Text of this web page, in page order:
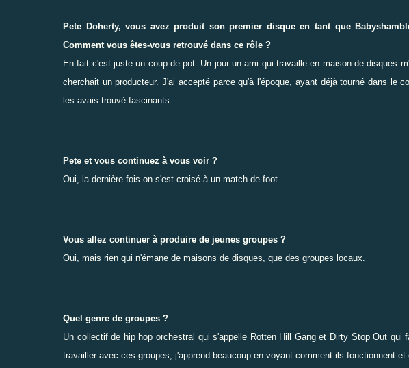
Pete Doherty, vous avez produit son premier disque en tant que
Comment vous êtes-vous retrouvé dans ce rôle ?
En fait c'est juste un coup de pot. Un jour un ami qui travaille en maison de disques
cherchait un producteur. J'ai accepté parce qu'à l'époque, ayant déjà tourné dans le
les avais trouvé fascinants.
Pete et vous continuez à vous voir ?
Oui, la dernière fois on s'est croisé à un match de foot.
Vous allez continuer à produire de jeunes groupes ?
Oui, mais rien qui n'émane de maisons de disques, que des groupes locaux.
Quel genre de groupes ?
Un collectif de hip hop orchestral qui s'appelle Rotten Hill Ganget Dirty Stop Out qui
travailler avec ces groupes, j'apprend beaucoup en voyant comment ils fonctionnent et